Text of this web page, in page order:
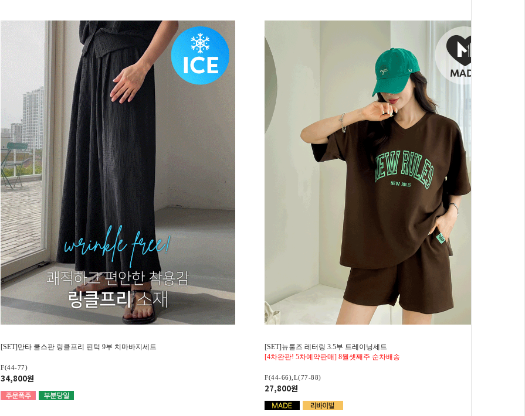
[SET]만타 쿨스판 링클프리 핀턱 9부 치마바지세트
F(44-77)
34,800원
[SET]뉴룰즈 레터링 3.5부 트레이닝세트
[4차완판! 5차예약판매] 8월셋째주 순차배송
F(44-66),L(77-88)
27,800원